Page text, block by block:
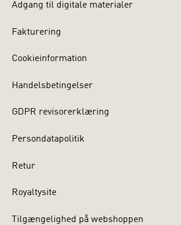
Adgang til digitale materialer
Fakturering
Cookieinformation
Handelsbetingelser
GDPR revisorerklæring
Persondatapolitik
Retur
Royaltysite
Tilgængelighed på webshoppen